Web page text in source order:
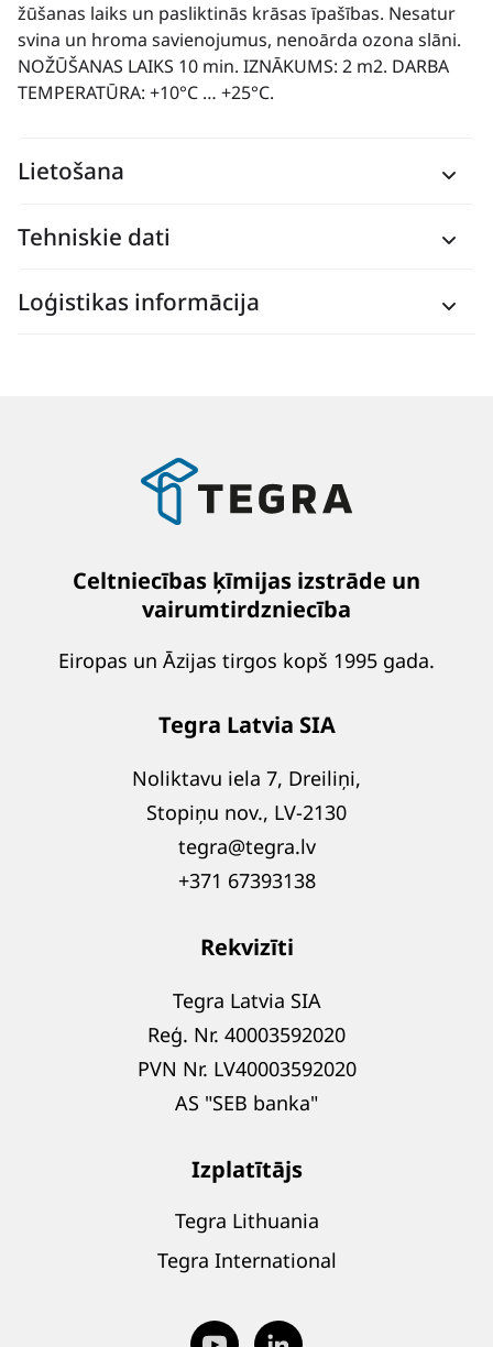
žūšanas laiks un pasliktinās krāsas īpašības. Nesatur
svina un hroma savienojumus, nenoārda ozona slāni.
NOŽŪŠANAS LAIKS 10 min. IZNĀKUMS: 2 m2. DARBA
TEMPERATŪRA: +10°C … +25°C.
Lietošana
Tehniskie dati
Loģistikas informācija
Celtniecības ķīmijas izstrāde un
vairumtirdzniecība
Eiropas un Āzijas tirgos kopš 1995 gada.
Tegra Latvia SIA
Noliktavu iela 7, Dreiliņi,
Stopiņu nov., LV-2130
tegra@tegra.lv
+371 67393138
Rekvizīti
Tegra Latvia SIA
Reģ. Nr. 40003592020
PVN Nr. LV40003592020
AS "SEB banka"
Izplatītājs
Tegra Lithuania
Tegra International